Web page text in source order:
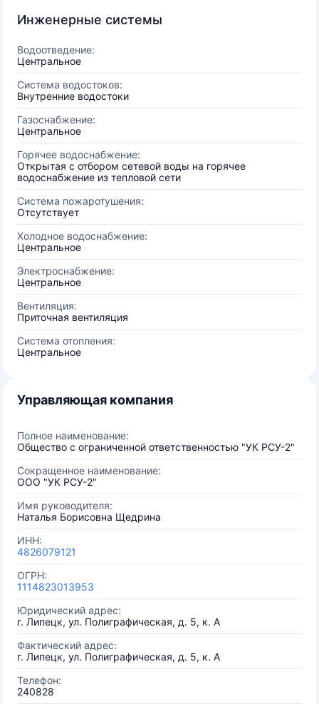
Инженерные системы
Водоотведение:
Центральное
Система водостоков:
Внутренние водостоки
Газоснабжение:
Центральное
Горячее водоснабжение:
Открытая с отбором сетевой воды на горячее
водоснабжение из тепловой сети
Система пожаротушения:
Отсутствует
Холодное водоснабжение:
Центральное
Электроснабжение:
Центральное
Вентиляция:
Приточная вентиляция
Система отопления:
Центральное
Управляющая компания
Полное наименование:
Общество с ограниченной ответственностью "УК РСУ-2"
Сокращенное наименование:
ООО "УК РСУ-2"
Имя руководителя:
Наталья Борисовна Щедрина
ИНН:
4826079121
ОГРН:
1114823013953
Юридический адрес:
г. Липецк, ул. Полиграфическая, д. 5, к. А
Фактический адрес:
г. Липецк, ул. Полиграфическая, д. 5, к. А
Телефон:
240828